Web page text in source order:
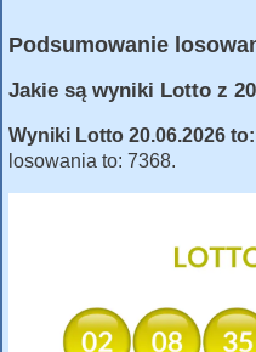
Podsumowanie
Jakie są wyniki Lotto z
Wyniki Lotto 20.06.2026 to:
losowania to: 7368.